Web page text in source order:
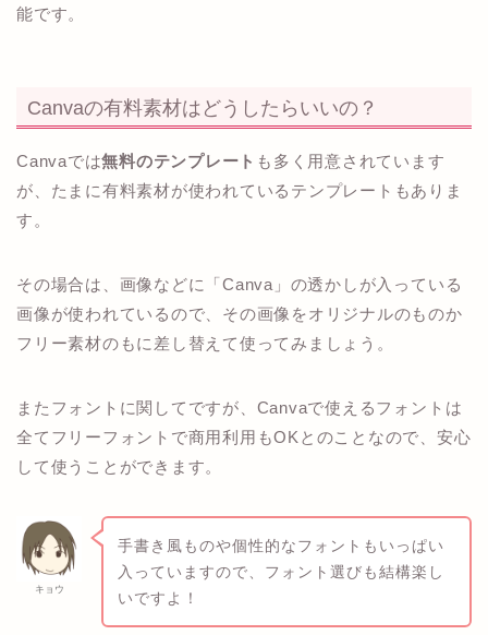
能です。
Canvaの有料素材はどうしたらいいの？
Canvaでは無料のテンプレート も多く用意されています
が、たまに有料素材が使われているテンプレートもありま
す。
その場合は、画像などに「Canva」の透かしが入っている
画像が使われているので、その画像をオリジナルのものか
フリー素材のもに差し替えて使ってみましょう。
またフォントに関してですが、Canvaで使えるフォントは
全てフリーフォントで商用利用もOKとのことなので、安心
して使うことができます。
キョウ
手書き風ものや個性的なフォントもいっぱい
入っていますので、フォント選びも結構楽し
いですよ！